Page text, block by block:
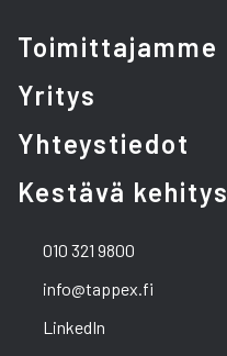
Toimittajamme
Yritys
Yhteystiedot
Kestävä kehitys
010 321 9800
info@tappex.fi
LinkedIn